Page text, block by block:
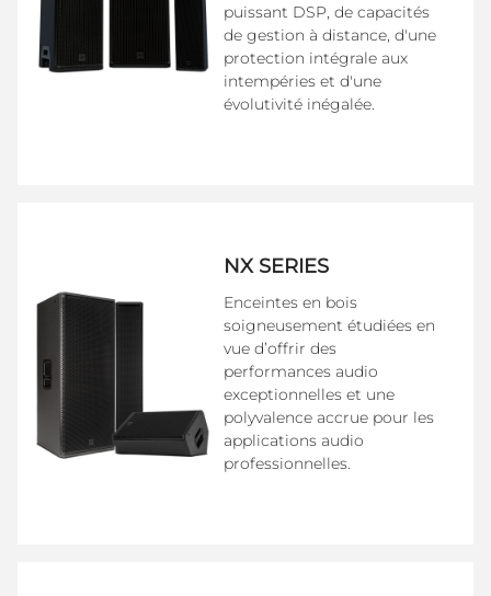
puissant DSP, de capacités
de gestion à distance, d'une
protection intégrale aux
intempéries et d'une
évolutivité inégalée.
NX SERIES
Enceintes en bois
soigneusement étudiées en
vue d’offrir des
performances audio
exceptionnelles et une
polyvalence accrue pour les
applications audio
professionnelles.